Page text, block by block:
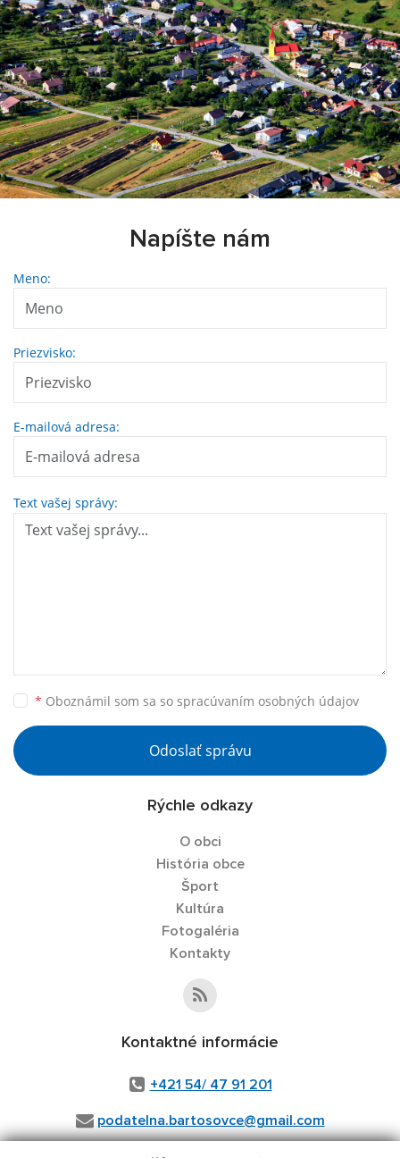
Napíšte nám
Meno:
Priezvisko:
E-mailová adresa:
Text vašej správy:
* Oboznámil som sa so spracúvaním osobných údajov
Odoslať správu
Rýchle odkazy
O obci
História obce
Šport
Kultúra
Fotogaléria
Kontakty
Kontaktné informácie
+421 54/ 47 91 201
podatelna.bartosovce@gmail.com